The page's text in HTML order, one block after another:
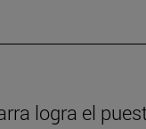
logra el